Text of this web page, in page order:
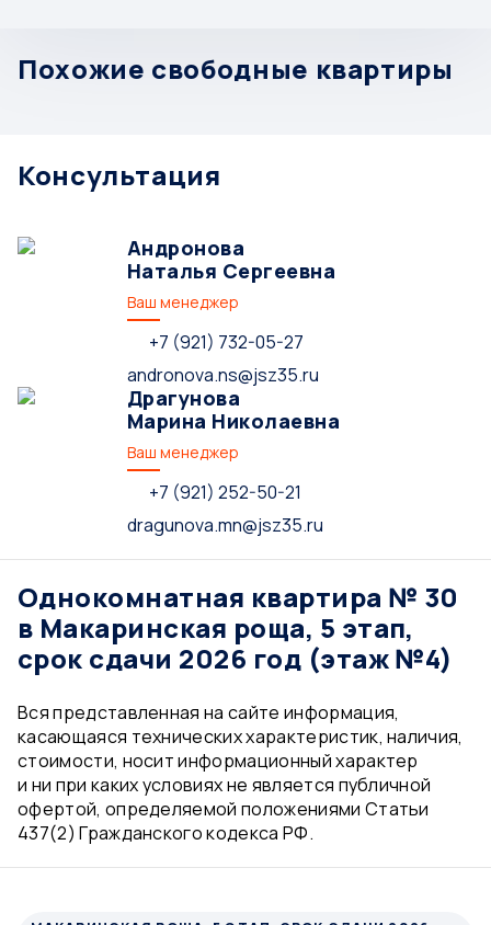
Похожие свободные квартиры
Консультация
Андронова
Наталья Сергеевна
Ваш менеджер
+7 (921) 732-05-27
andronova.ns@jsz35.ru
Драгунова
Марина Николаевна
Ваш менеджер
+7 (921) 252-50-21
dragunova.mn@jsz35.ru
Однокомнатная квартира № 30
в Макаринская роща, 5 этап,
срок сдачи 2026 год (этаж №4)
Вся представленная на сайте информация,
касающаяся технических характеристик, наличия,
стоимости, носит информационный характер
и ни при каких условиях не является публичной
офертой, определяемой положениями Статьи
437(2) Гражданского кодекса РФ.